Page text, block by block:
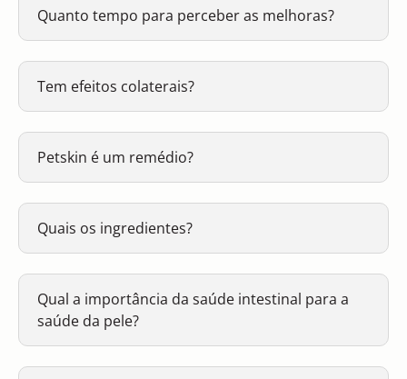
Quanto tempo para perceber as melhoras?
Tem efeitos colaterais?
Petskin é um remédio?
Quais os ingredientes?
Qual a importância da saúde intestinal para a
saúde da pele?